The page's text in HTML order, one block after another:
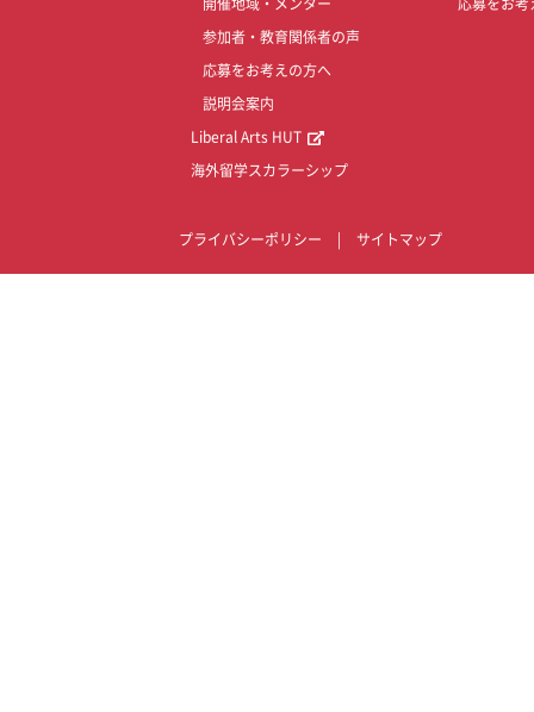
開催地域・メンター
参加者・教育関係者の声
応募をお考えの方へ
説明会案内
Liberal Arts HUT
海外留学スカラーシップ
応募をお考
プライバシーポリシー サイトマップ